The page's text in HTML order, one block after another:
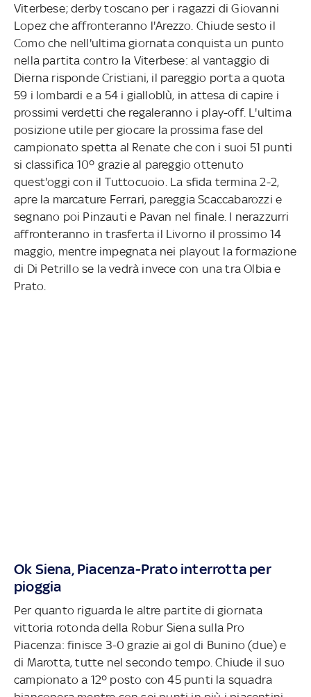
Viterbese; derby toscano per i ragazzi di Giovanni
Lopez che affronteranno l'Arezzo. Chiude sesto il
Como che nell'ultima giornata conquista un punto
nella partita contro la Viterbese: al vantaggio di
Dierna risponde Cristiani, il pareggio porta a quota
59 i lombardi e a 54 i gialloblù, in attesa di capire i
prossimi verdetti che regaleranno i play-off. L'ultima
posizione utile per giocare la prossima fase del
campionato spetta al Renate che con i suoi 51 punti
si classifica 10º grazie al pareggio ottenuto
quest'oggi con il Tuttocuoio. La sfida termina 2-2,
apre la marcature Ferrari, pareggia Scaccabarozzi e
segnano poi Pinzauti e Pavan nel finale. I nerazzurri
affronteranno in trasferta il Livorno il prossimo 14
maggio, mentre impegnata nei playout la formazione
di Di Petrillo se la vedrà invece con una tra Olbia e
Prato.
Ok Siena, Piacenza-Prato interrotta per
pioggia
Per quanto riguarda le altre partite di giornata
vittoria rotonda della Robur Siena sulla Pro
Piacenza: finisce 3-0 grazie ai gol di Bunino (due) e
di Marotta, tutte nel secondo tempo. Chiude il suo
campionato a 12º posto con 45 punti la squadra